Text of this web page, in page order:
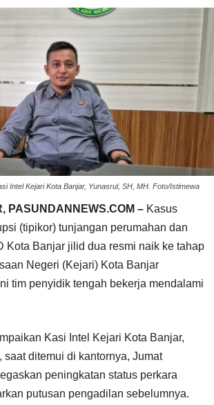
Intel Kejari Kota Banjar, Yunasrul, SH, MH. Foto/Istimewa
PASUNDANNEWS.COM – Kasus
(tipikor) tunjangan perumahan dan
Kota Banjar jilid dua resmi naik ke tahap
Negeri (Kejari) Kota Banjar
tim penyidik tengah bekerja mendalami
Kasi Intel Kejari Kota Banjar,
saat ditemui di kantornya, Jumat
peningkatan status perkara
putusan pengadilan sebelumnya.